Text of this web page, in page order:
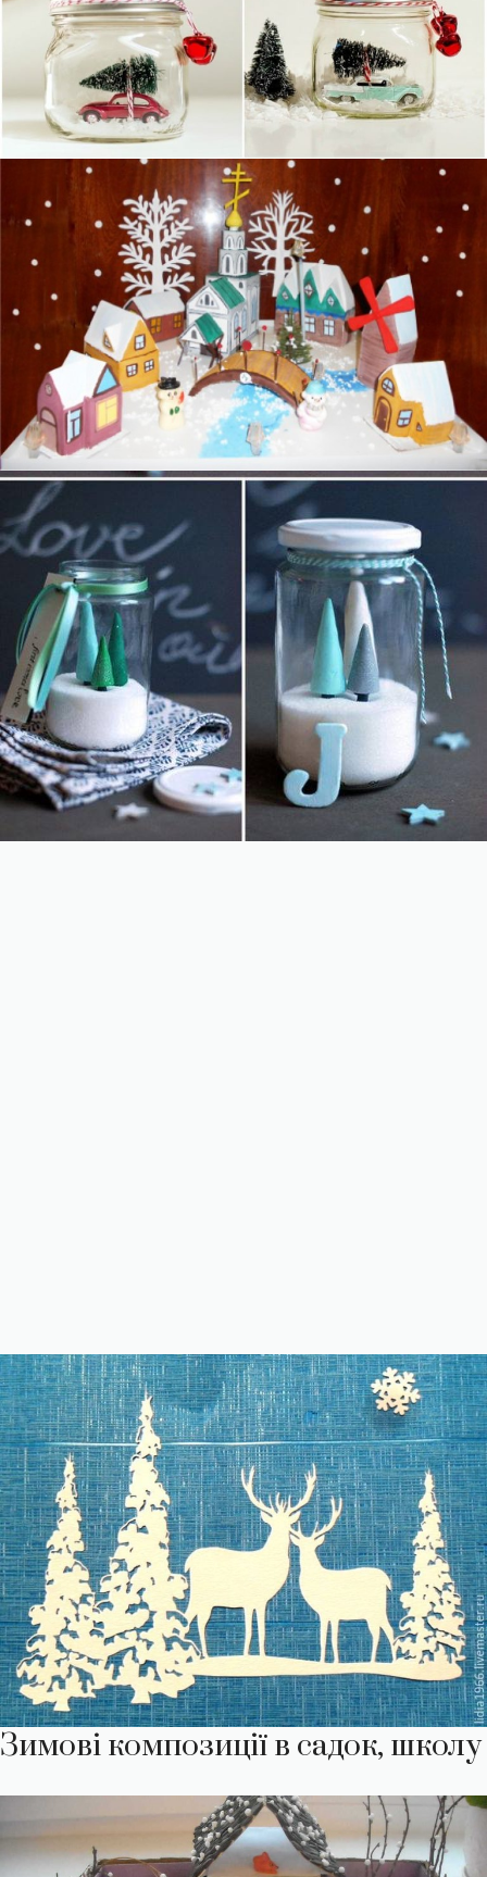
Зимові композиції в садок, школу